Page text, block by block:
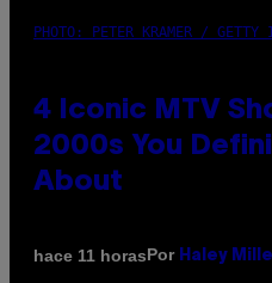
PHOTO: PETER KRAMER / GETTY
4 Iconic MTV
2000s You
About
hace 11 horasPor Haley